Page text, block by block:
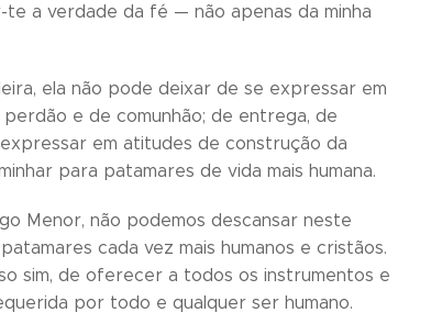
te a verdade da fé — não apenas da minha
ela não pode deixar de se expressar em
e de comunhão; de entrega, de
em atitudes de construção da
para patamares de vida mais humana.
Menor, não podemos descansar neste
cada vez mais humanos e cristãos.
sim, de oferecer a todos os instrumentos e
por todo e qualquer ser humano.